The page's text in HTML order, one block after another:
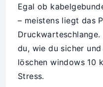
Egal ob
– meistens liegt das
du, wie du sicher
löschen windows 10
Stress.